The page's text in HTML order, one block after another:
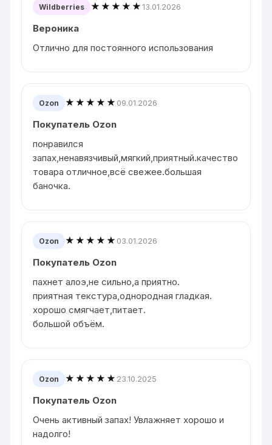
Wildberries ★★★★★13.01.2026
Вероника
Отлично для постоянного использования
Ozon ★★★★★ 09.01.2026
Покупатель Ozon
понравился
запах,ненавязчивый,мягкий,приятный.качество
товара отличное,всё свежее.большая
баночка.
Ozon ★★★★★ 03.01.2026
Покупатель Ozon
пахнет алоэ,не сильно,а приятно.
приятная текстура,однородная гладкая.
хорошо смягчает,питает.
большой объём.
Ozon ★★★★★ 23.10.2025
Покупатель Ozon
Очень активный запах! Увлажняет хорошо и
надолго!